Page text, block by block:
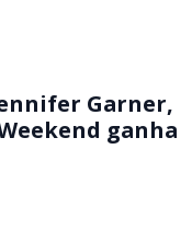
Garner,
ganha